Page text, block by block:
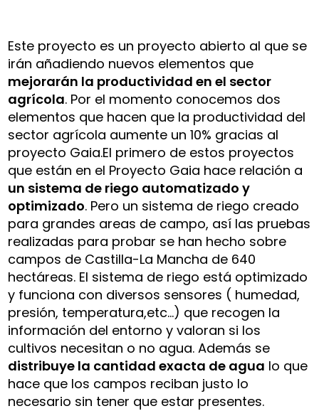
Este proyecto es un proyecto abierto al que se
irán añadiendo nuevos elementos que
mejorarán la productividad en el sector
agrícola. Por el momento conocemos dos
elementos que hacen que la productividad del
sector agrícola aumente un 10% gracias al
proyecto Gaia.El primero de estos proyectos
que están en el Proyecto Gaia hace relación a
un sistema de riego automatizado y
optimizado. Pero un sistema de riego creado
para grandes areas de campo, así las pruebas
realizadas para probar se han hecho sobre
campos de Castilla-La Mancha de 640
hectáreas. El sistema de riego está optimizado
y funciona con diversos sensores ( humedad,
presión, temperatura,etc…) que recogen la
información del entorno y valoran si los
cultivos necesitan o no agua. Además se
distribuye la cantidad exacta de agua lo que
hace que los campos reciban justo lo
necesario sin tener que estar presentes.